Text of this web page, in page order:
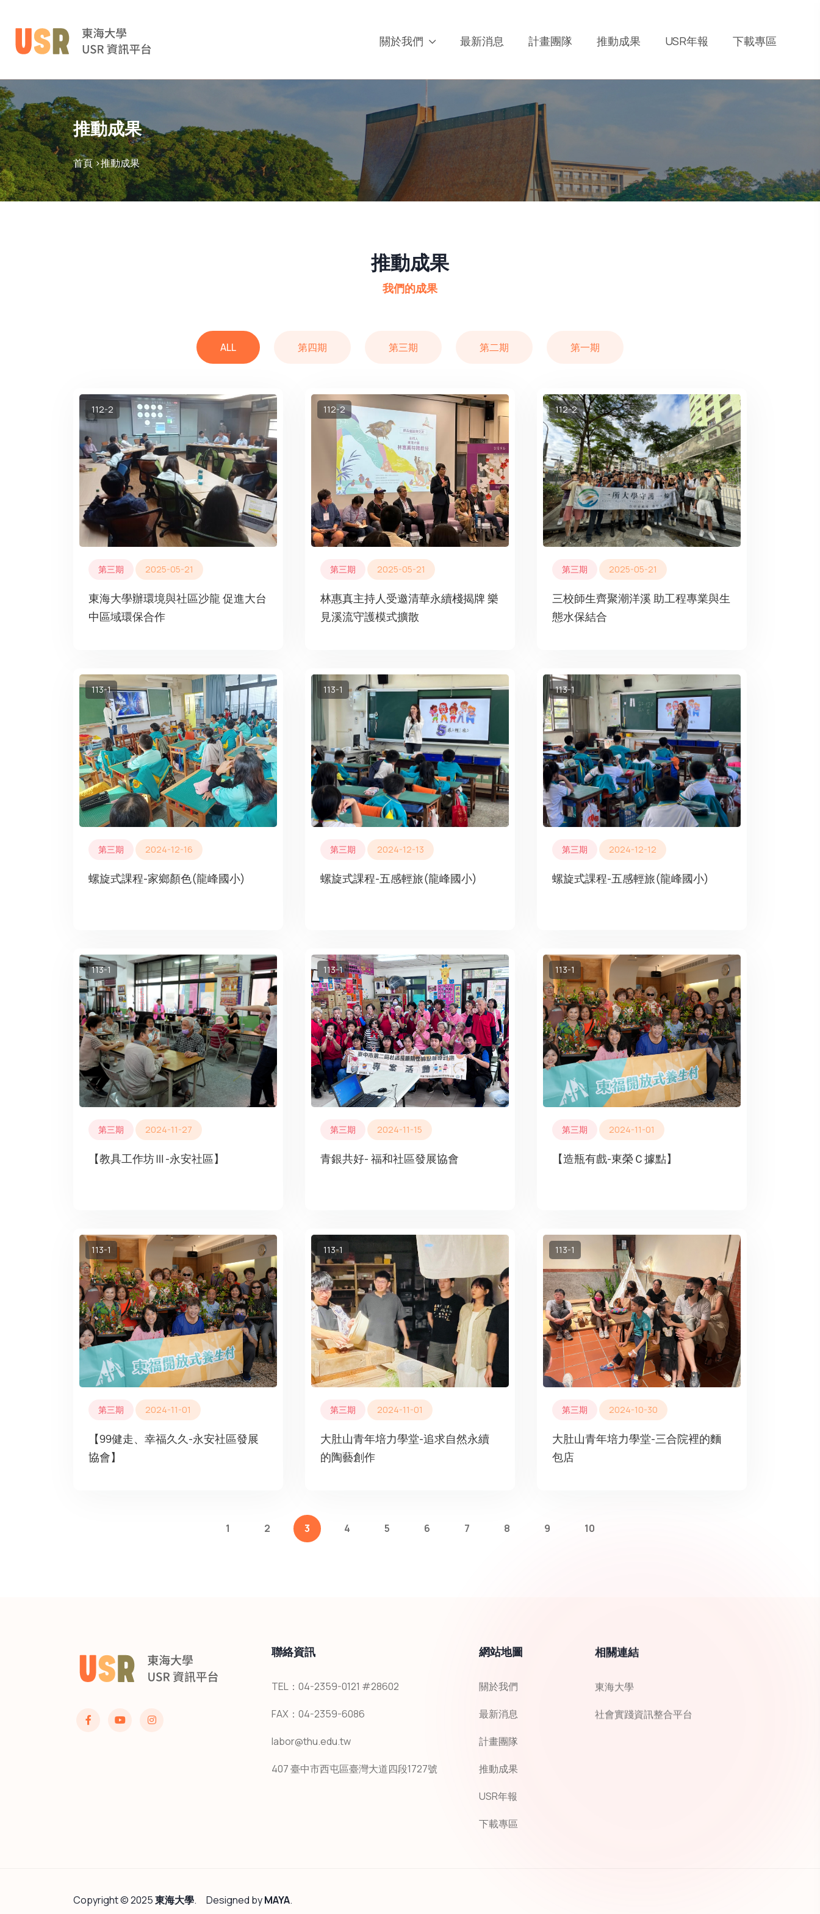
關於我們 最新消息 計畫團隊 推動成果 USR年報 下載專區
推動成果
首頁 >推動成果
推動成果
我們的成果
ALL 第四期 第三期 第二期 第一期
112-2
第三期 2025-05-21
東海大學辦環境與社區沙龍 促進大台
中區域環保合作
112-2
第三期 2025-05-21
林惠真主持人受邀清華永續棧揭牌 樂
見溪流守護模式擴散
112-2
第三期 2025-05-21
三校師生齊聚潮洋溪 助工程專業與生
態水保結合
113-1
第三期 2024-12-16
螺旋式課程-家鄉顏色(龍峰國小)
113-1
第三期 2024-12-13
螺旋式課程-五感輕旅(龍峰國小)
113-1
第三期 2024-12-12
螺旋式課程-五感輕旅(龍峰國小)
113-1
第三期 2024-11-27
【教具工作坊Ⅲ-永安社區】
113-1
第三期 2024-11-15
青銀共好- 福和社區發展協會
113-1
第三期 2024-11-01
【造瓶有戲-東榮Ｃ據點】
113-1
第三期 2024-11-01
【99健走、幸福久久-永安社區發展
協會】
113-1
第三期 2024-11-01
大肚山青年培力學堂-追求自然永續
的陶藝創作
113-1
第三期 2024-10-30
大肚山青年培力學堂-三合院裡的麵
包店
1 2 3 4 5 6 7 8 9 10
聯絡資訊
TEL：04-2359-0121 #28602
FAX：04-2359-6086
labor@thu.edu.tw
407 臺中市西屯區臺灣大道四段1727號
網站地圖
關於我們
最新消息
計畫團隊
推動成果
USR年報
下載專區
相關連結
東海大學
社會實踐資訊整合平台
Copyright © 2025東海大學. Designed byMAYA.